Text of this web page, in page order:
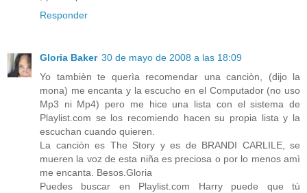
Responder
Gloria Baker 30 de mayo de 2008 a las 18:09
Yo tambièn te querìa recomendar una canciòn, (dijo la
mona) me encanta y la escucho en el Computador (no uso
Mp3 ni Mp4) pero me hice una lista con el sistema de
Playlist.com se los recomiendo hacen su propia lista y la
escuchan cuando quieren.
La canciòn es The Story y es de BRANDI CARLILE, se
mueren la voz de esta niña es preciosa o por lo menos amì
me encanta. Besos.Gloria
Puedes buscar en Playlist.com Harry puede que tù